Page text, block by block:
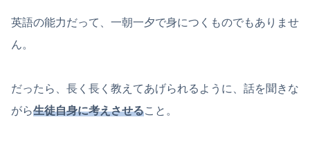
英語の能力だって、一朝一夕で身につくものでもありませ
ん。
だったら、長く長く教えてあげられるように、話を聞きな
がら生徒自身に考えさせること。